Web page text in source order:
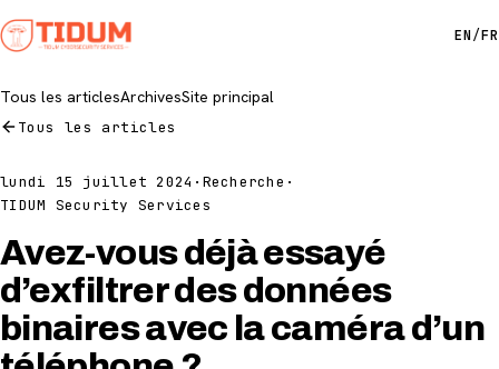
EN/FR
Tous les articlesArchivesSite principal
Tous les articles
lundi 15 juillet 2024 · Recherche ·
TIDUM Security Services
Avez-vous déjà essayé
d’exfiltrer des données
binaires avec la caméra d’un